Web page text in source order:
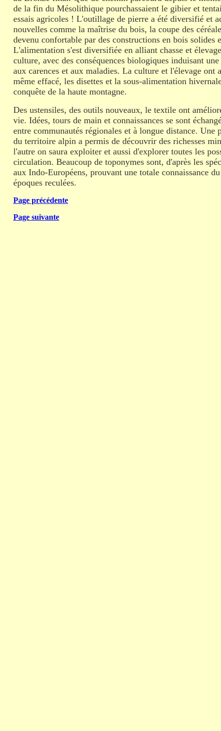
de la fin du Mésolithique pourchassaient le gibier et
essais agricoles ! L'outillage de pierre a été diversifié et
nouvelles comme la maîtrise du bois, la coupe des
devenu confortable par des constructions en bois solides
L'alimentation s'est diversifiée en alliant chasse et
culture, avec des conséquences biologiques induisant
aux carences et aux maladies. La culture et l'élevage ont
même effacé, les disettes et la sous-alimentation
conquête de la haute montagne.
Des ustensiles, des outils nouveaux, le textile ont
vie. Idées, tours de main et connaissances se sont
entre communautés régionales et à longue distance. Une
du territoire alpin a permis de découvrir des richesses
l'autre on saura exploiter et aussi d'explorer toutes les
circulation. Beaucoup de toponymes sont, d'après les
aux Indo-Européens, prouvant une totale connaissance
époques reculées.
Page précédente
Page suivante